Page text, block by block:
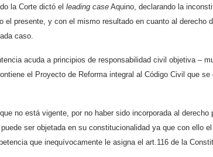
la Corte dictó el leading case Aquino, declarando la
el presente, y con el mismo resultado en cuanto al derecho
caso.
acuda a principios de responsabilidad civil objetiva –
el Proyecto de Reforma integral al Código Civil que
no está vigente, por no haber sido incorporada al
ser objetada en su constitucionalidad ya que con ello
que inequívocamente le asigna el art.116 de la